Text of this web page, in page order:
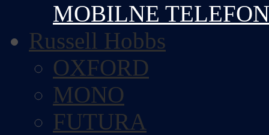
MOBILNE
Russell Hobbs
OXFORD
MONO
FUTURA